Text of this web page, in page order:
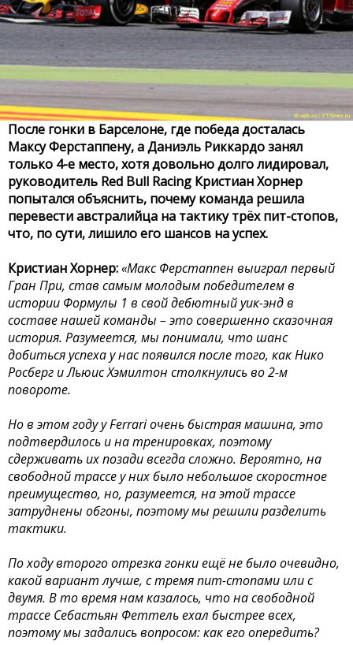
После гонки в Барселоне, где победа досталась
Максу Ферстаппену, а Даниэль Риккардо занял
только 4-е место, хотя довольно долго лидировал,
руководитель Red Bull Racing Кристиан Хорнер
попытался объяснить, почему команда решила
перевести австралийца на тактику трёх пит-стопов,
что, по сути, лишило его шансов на успех.
Кристиан Хорнер:«Макс Ферстаппен выиграл первый
Гран При, став самым молодым победителем в
истории Формулы 1 в свой дебютный уик-энд в
составе нашей команды – это совершенно сказочная
история. Разумеется, мы понимали, что шанс
добиться успеха у нас появился после того, как Нико
Росберг и Льюис Хэмилтон столкнулись во 2-м
повороте.
Но в этом году у Ferrari очень быстрая машина, это
подтвердилось и на тренировках, поэтому
сдерживать их позади всегда сложно. Вероятно, на
свободной трассе у них было небольшое скоростное
преимущество, но, разумеется, на этой трассе
затруднены обгоны, поэтому мы решили разделить
тактики.
По ходу второго отрезка гонки ещё не было очевидно,
какой вариант лучше, с тремя пит-стопами или с
двумя. В то время нам казалось, что на свободной
трассе Себастьян Феттель ехал быстрее всех,
поэтому мы задались вопросом: как его опередить?